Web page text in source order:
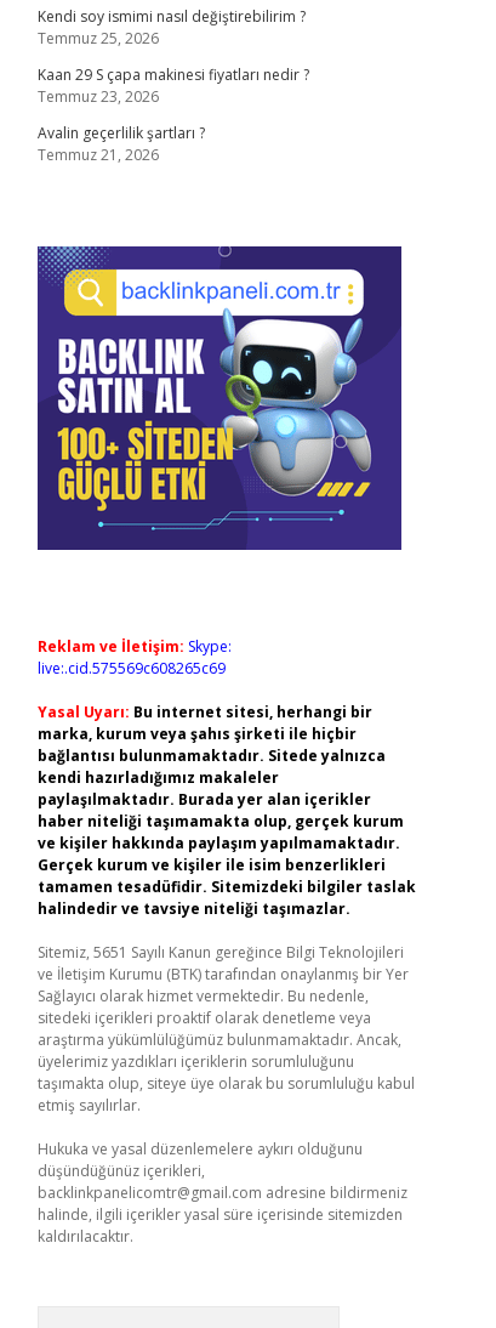
Kendi soy ismimi nasıl değiştirebilirim ?
Temmuz 25, 2026
Kaan 29 S çapa makinesi fiyatları nedir ?
Temmuz 23, 2026
Avalin geçerlilik şartları ?
Temmuz 21, 2026
Reklam ve İletişim: Skype:
live:.cid.575569c608265c69
Yasal Uyarı: Bu internet sitesi, herhangi bir
marka, kurum veya şahıs şirketi ile hiçbir
bağlantısı bulunmamaktadır. Sitede yalnızca
kendi hazırladığımız makaleler
paylaşılmaktadır. Burada yer alan içerikler
haber niteliği taşımamakta olup, gerçek kurum
ve kişiler hakkında paylaşım yapılmamaktadır.
Gerçek kurum ve kişiler ile isim benzerlikleri
tamamen tesadüfidir. Sitemizdeki bilgiler taslak
halindedir ve tavsiye niteliği taşımazlar.
Sitemiz, 5651 Sayılı Kanun gereğince Bilgi Teknolojileri
ve İletişim Kurumu (BTK) tarafından onaylanmış bir Yer
Sağlayıcı olarak hizmet vermektedir. Bu nedenle,
sitedeki içerikleri proaktif olarak denetleme veya
araştırma yükümlülüğümüz bulunmamaktadır. Ancak,
üyelerimiz yazdıkları içeriklerin sorumluluğunu
taşımakta olup, siteye üye olarak bu sorumluluğu kabul
etmiş sayılırlar.
Hukuka ve yasal düzenlemelere aykırı olduğunu
düşündüğünüz içerikleri,
backlinkpanelicomtr@gmail.com adresine bildirmeniz
halinde, ilgili içerikler yasal süre içerisinde sitemizden
kaldırılacaktır.